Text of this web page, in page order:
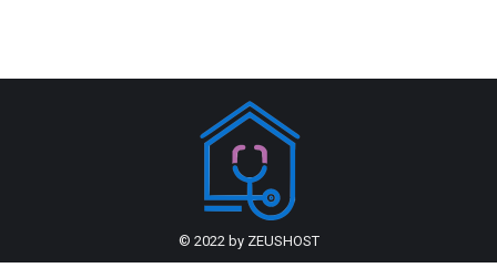
© 2022 by ZEUSHOST